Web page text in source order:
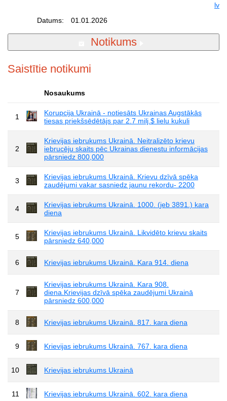
lv
Datums:
01.01.2026
Notikums
Saistītie notikumi
Nosaukums
1
Korupcija Ukrainā - notiesāts Ukrainas Augstākās
tiesas priekšsēdētājs par 2.7 milj.$ lielu kukuli
2
Krievijas iebrukums Ukrainā. Neitralizēto krievu
iebrucēju skaits pēc Ukrainas dienestu informācijas
pārsniedz 800,000
3
Krievijas iebrukums Ukrainā. Krievu dzīvā spēka
zaudējumi vakar sasniedz jaunu rekordu- 2200
4
Krievijas iebrukums Ukrainā. 1000. (jeb 3891.) kara
diena
5
Krievijas iebrukums Ukrainā. Likvidēto krievu skaits
pārsniedz 640,000
6 Krievijas iebrukums Ukrainā. Kara 914. diena
7
Krievijas iebrukums Ukrainā. Kara 908.
diena.Krievijas dzīvā spēka zaudējumi Ukrainā
pārsniedz 600,000
8 Krievijas iebrukums Ukrainā. 817. kara diena
9 Krievijas iebrukums Ukrainā. 767. kara diena
10 Krievijas iebrukums Ukrainā
11 Krievijas iebrukums Ukrainā. 602. kara diena